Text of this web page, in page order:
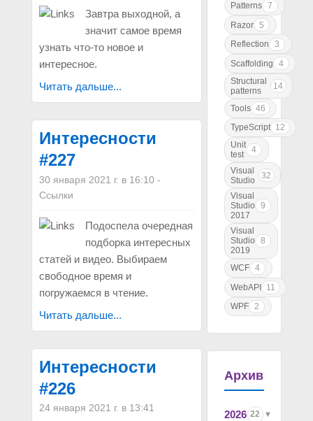
Завтра выходной, а
значит самое время
узнать что-то новое и
интересное.
Читать дальше...
Интересности
#227
30 января 2021 г. в 16:10 -
Ссылки
Подоспела очередная
подборка интересных
статей и видео. Выбираем
свободное время и
погружаемся в чтение.
Читать дальше...
Интересности
#226
24 января 2021 г. в 13:41
Patterns 7
Razor 5
Reflection
3
Scaffolding
4
Structural
patterns
14
Tools 46
TypeScript 12
Unit
test
4
Visual
Studio
32
Visual
Studio
2017
9
Visual
Studio
2019
8
WCF 4
WebAPI
11
WPF 2
Архив
2026 22